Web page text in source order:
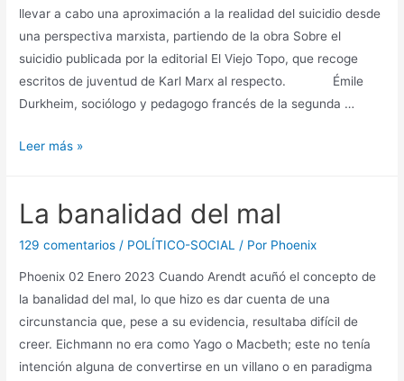
llevar a cabo una aproximación a la realidad del suicidio desde
una perspectiva marxista, partiendo de la obra Sobre el
suicidio publicada por la editorial El Viejo Topo, que recoge
escritos de juventud de Karl Marx al respecto. Émile
Durkheim, sociólogo y pedagogo francés de la segunda …
Suicidio
Leer más »
La banalidad del mal
129 comentarios / POLÍTICO-SOCIAL / Por Phoenix
Phoenix 02 Enero 2023 Cuando Arendt acuñó el concepto de
la banalidad del mal, lo que hizo es dar cuenta de una
circunstancia que, pese a su evidencia, resultaba difícil de
creer. Eichmann no era como Yago o Macbeth; este no tenía
intención alguna de convertirse en un villano o en paradigma